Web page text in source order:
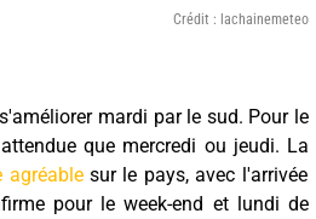
Crédit : lachainemeteo
mardi par le sud. Pour le
que mercredi ou jeudi. La
agréable sur le pays, avec l'arrivée
pour le week-end et lundi de